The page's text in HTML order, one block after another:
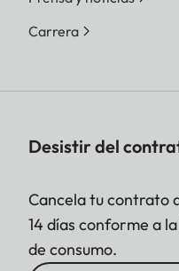
Carrera
Desistir del
Cancela tu contrato
14 días conforme a
de consumo.